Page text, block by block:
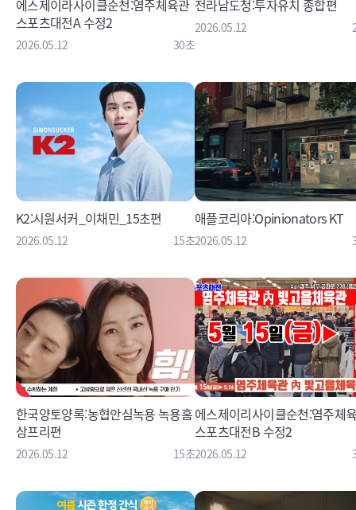
에스제이라사이클순천:염주체육관
스포츠대전A 수정2
2026.05.12 30초
전라남도청:투자유치 종합편
2026.05.12
K2:시원서커_이채민_15초편
2026.05.12 15초
애플코리아:Opinionators KT
2026.05.12
한국양토양록:농협안심녹용 녹용홈
삼프리편
2026.05.12 15초
에스제이리사이클순천:염주체
스포츠대전B 수정2
2026.05.12